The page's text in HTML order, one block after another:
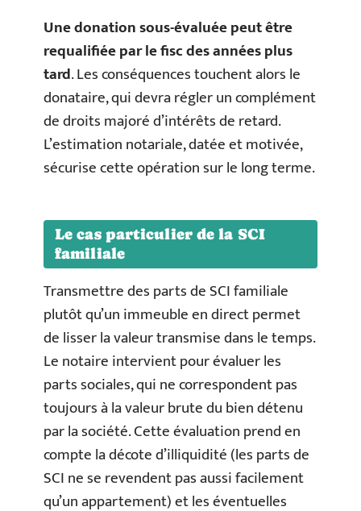
Une donation sous-évaluée peut être
requalifiée par le fisc des années plus
tard. Les conséquences touchent alors le
donataire, qui devra régler un complément
de droits majoré d’intérêts de retard.
L’estimation notariale, datée et motivée,
sécurise cette opération sur le long terme.
Le cas particulier de la SCI
familiale
Transmettre des parts de SCI familiale
plutôt qu’un immeuble en direct permet
de lisser la valeur transmise dans le temps.
Le notaire intervient pour évaluer les
parts sociales, qui ne correspondent pas
toujours à la valeur brute du bien détenu
par la société. Cette évaluation prend en
compte la décote d’illiquidité (les parts de
SCI ne se revendent pas aussi facilement
qu’un appartement) et les éventuelles